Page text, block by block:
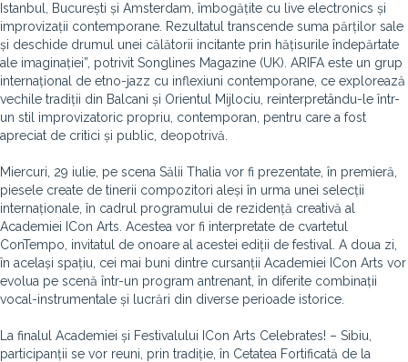
Istanbul, București și Amsterdam, îmbogățite cu live electronics și
improvizații contemporane. Rezultatul transcende suma părților sale
și deschide drumul unei călătorii incitante prin hățisurile îndepărtate
ale imaginației”, potrivit Songlines Magazine (UK). ARIFA este un grup
internațional de etno-jazz cu inflexiuni contemporane, ce explorează
vechile tradiții din Balcani și Orientul Mijlociu, reinterpretându-le într-
un stil improvizatoric propriu, contemporan, pentru care a fost
apreciat de critici și public, deopotrivă.
Miercuri, 29 iulie, pe scena Sălii Thalia vor fi prezentate, în premieră,
piesele create de tinerii compozitori aleși în urma unei selecții
internaționale, în cadrul programului de rezidență creativă al
Academiei ICon Arts. Acestea vor fi interpretate de cvartetul
ConTempo, invitatul de onoare al acestei ediții de festival. A doua zi,
în același spațiu, cei mai buni dintre cursanții Academiei ICon Arts vor
evolua pe scenă într-un program antrenant, în diferite combinații
vocal-instrumentale și lucrări din diverse perioade istorice.
La finalul Academiei și Festivalului ICon Arts Celebrates! – Sibiu,
participanții se vor reuni, prin tradiție, în Cetatea Fortificată de la